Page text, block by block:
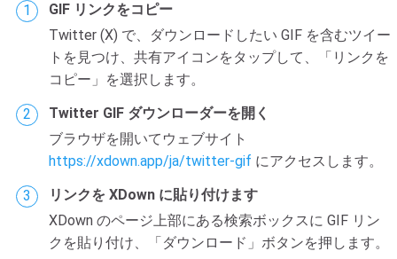
GIF リンクをコピー
Twitter (X) で、ダウンロードしたい GIF を含むツイー
トを見つけ、共有アイコンをタップして、「リンクを
コピー」を選択します。
Twitter GIF ダウンローダーを開く
ブラウザを開いてウェブサイト
https://xdown.app/ja/twitter-gif にアクセスします。
リンクを XDown に貼り付けます
XDown のページ上部にある検索ボックスに GIF リン
クを貼り付け、「ダウンロード」ボタンを押します。